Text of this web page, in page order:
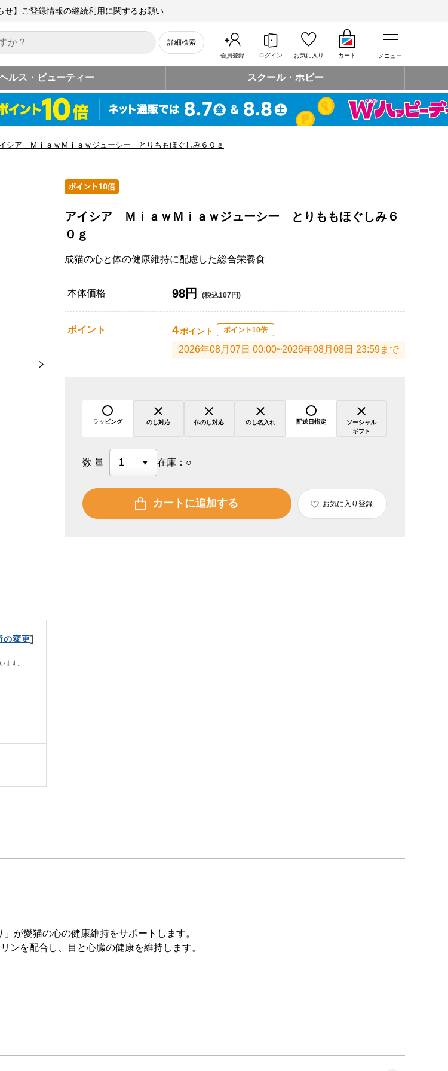
せ】ご登録情報の継続利用に関するお願い
詳細検索
会員登録 ログイン お気に入り カート メニュー
ルス・ビューティー スクール・ホビー
シア ＭｉａｗＭｉａｗジューシー とりももほぐしみ６０ｇ
の変更]
ます。
アイシア ＭｉａｗＭｉａｗジューシー とりももほぐしみ６
０ｇ
成猫の心と体の健康維持に配慮した総合栄養食
本体価格 98円 (税込107円)
ポイント 4ポイント ポイント10倍
2026年08月07日 00:00~2026年08月08日 23:59まで
ラッピング のし対応 仏のし対応 のし名入れ 配送日指定
ソーシャル
ギフト
数量 在庫： ○
カートに追加する お気に入り登録
が愛猫の心の健康維持をサポートします。
ンを配合し、目と心臓の健康を維持します。